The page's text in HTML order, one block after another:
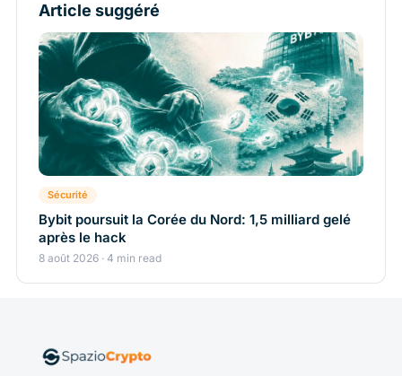
Article suggéré
Sécurité
Bybit poursuit la Corée du Nord: 1,5 milliard gelé
après le hack
8 août 2026 · 4 min read